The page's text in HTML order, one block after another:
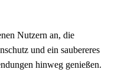
Nutzern an, die
und ein saubereres
hinweg genießen.